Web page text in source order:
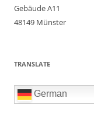
Gebäude A11
48149 Münster
TRANSLATE
German